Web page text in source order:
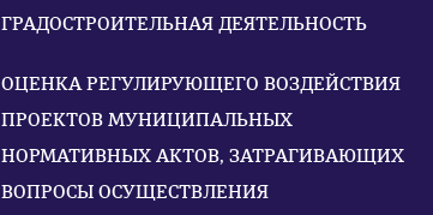
ГРАДОСТРОИТЕЛЬНАЯ ДЕЯТЕЛЬНОСТЬ
ОЦЕНКА РЕГУЛИРУЮЩЕГО ВОЗДЕЙСТВИЯ
ПРОЕКТОВ МУНИЦИПАЛЬНЫХ
НОРМАТИВНЫХ АКТОВ, ЗАТРАГИВАЮЩИХ
ВОПРОСЫ ОСУЩЕСТВЛЕНИЯ